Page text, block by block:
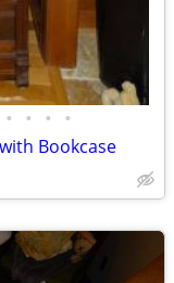
• • • •
Bookcase